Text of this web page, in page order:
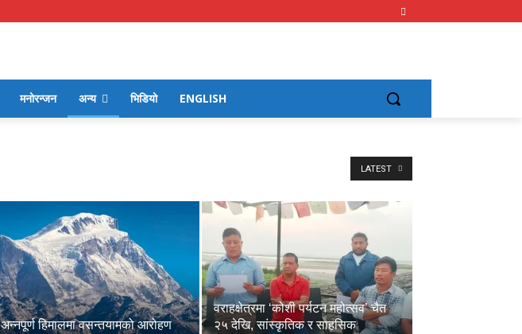
मनोरन्जन अन्य भिडियो ENGLISH
LATEST
अन्नपूर्ण हिमालमा वसन्तयामको आरोहण
वराहक्षेत्रमा ‘कोशी पर्यटन महोत्सव’ चैत
२५ देखि, सांस्कृतिक र साहसिक